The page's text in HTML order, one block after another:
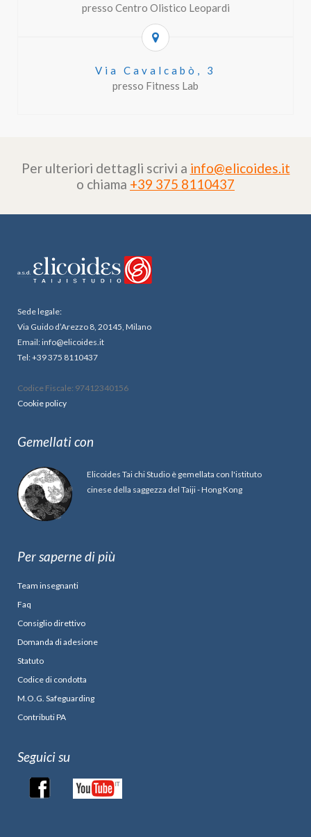
presso Centro Olistico Leopardi
Via Cavalcabò, 3
presso Fitness Lab
Per ulteriori dettagli scrivi a info@elicoides.it
o chiama +39 375 8110437
Sede legale:
Via Guido d’Arezzo 8, 20145, Milano
Email: info@elicoides.it
Tel: +39 375 8110437
Codice Fiscale: 97412340156
Cookie policy
Gemellati con
Elicoides Tai chi Studio è gemellata con l'istituto
cinese della saggezza del Taiji - Hong Kong
Per saperne di più
Team insegnanti
Faq
Consiglio direttivo
Domanda di adesione
Statuto
Codice di condotta
M.O.G. Safeguarding
Contributi PA
Seguici su